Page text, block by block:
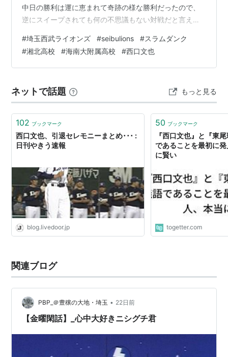
2005年8
東北楽天ゴールデン
9回27人を完全に抑え、0-0
10回表、沖原佳典に被安打
（1安打、無失点）
1988〜1990 甲子園出場なし
1991〜1994 立正大学 -
1995年ドラフト3位
個人タイトル
タイトル名 受賞年度
MVP 1997
奪三振王
最優秀勝率 1997
沢村賞
1997,1998,2002
中日の勝利は運に恵まれて奇跡の様な勝利だったので、
逆にスイープされても何の不思議もない対戦だと言える
て勝負になるであろう相手。。。 そんな実力の差を、改
めて噛み締める事になった。 彼我の差 毎度、slam dunk
を引き合いに出して恐縮ですが、 ライオンズは残念なが
の様なもの。 ホークスはこの10年の戦績を見ても、さし
ずめ16年連続イン…
#埼玉西武ライオンズ #seibulions #スラムダンク
#湘北高校 #海南大附属高校 #西口文也
ネットで話題 もっと見る
102 ブックマーク
西口文也、引退セレモニーまとめ･･･ :
日刊やきう速報
blog.livedoor.jp
50 ブックマーク
『西口文也』と『東
であることを最初に
に賢い
togetter.com
関連ブログ
PBP_＠豊穣の大地・埼玉 • 22日前
【金曜閑話】_心中大好きニシグチ君